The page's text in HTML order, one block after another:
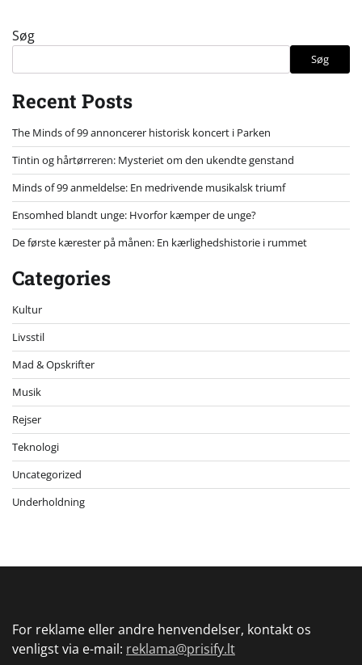
Søg
Søg
Recent Posts
The Minds of 99 annoncerer historisk koncert i Parken
Tintin og hårtørreren: Mysteriet om den ukendte genstand
Minds of 99 anmeldelse: En medrivende musikalsk triumf
Ensomhed blandt unge: Hvorfor kæmper de unge?
De første kærester på månen: En kærlighedshistorie i rummet
Categories
Kultur
Livsstil
Mad & Opskrifter
Musik
Rejser
Teknologi
Uncategorized
Underholdning
For reklame eller andre henvendelser, kontakt os
venligst via e-mail: reklama@prisify.lt